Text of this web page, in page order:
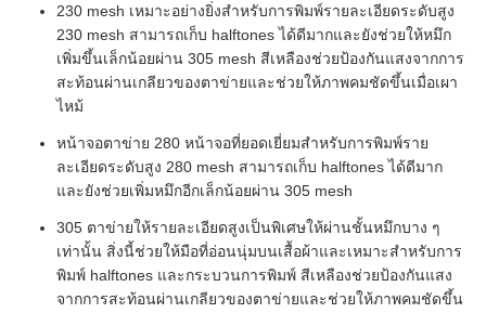
230 mesh เหมาะอย่างยิ่งสำหรับการพิมพ์รายละเอียดระดับสูง
230 mesh สามารถเก็บ halftones ได้ดีมากและยังช่วยให้หมึก
เพิ่มขึ้นเล็กน้อยผ่าน 305 mesh สีเหลืองช่วยป้องกันแสงจากการ
สะท้อนผ่านเกลียวของตาข่ายและช่วยให้ภาพคมชัดขึ้นเมื่อเผา
ไหม้
หน้าจอตาข่าย 280 หน้าจอที่ยอดเยี่ยมสำหรับการพิมพ์ราย
ละเอียดระดับสูง 280 mesh สามารถเก็บ halftones ได้ดีมาก
และยังช่วยเพิ่มหมึกอีกเล็กน้อยผ่าน 305 mesh
305 ตาข่ายให้รายละเอียดสูงเป็นพิเศษให้ผ่านชั้นหมึกบาง ๆ
เท่านั้น สิ่งนี้ช่วยให้มือที่อ่อนนุ่มบนเสื้อผ้าและเหมาะสำหรับการ
พิมพ์ halftones และกระบวนการพิมพ์ สีเหลืองช่วยป้องกันแสง
จากการสะท้อนผ่านเกลียวของตาข่ายและช่วยให้ภาพคมชัดขึ้น